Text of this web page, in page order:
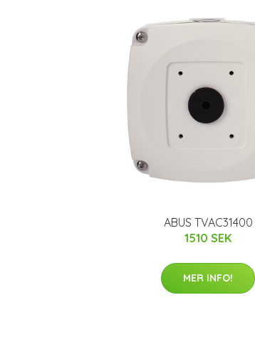
ABUS TVAC31400
1510 SEK
MER INFO!